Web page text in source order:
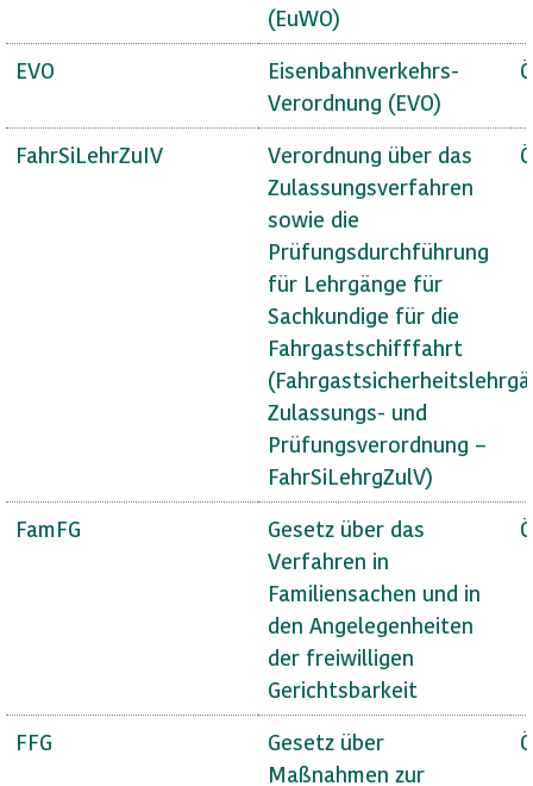
(EuWO)
EVO
Eisenbahnverkehrs-
Verordnung (EVO)
FahrSiLehrZuIV
Verordnung über das
Zulassungsverfahren
sowie die
Prüfungsdurchführung
für Lehrgänge für
Sachkundige für die
Fahrgastschifffahrt
Zulassungs- und
Prüfungsverordnung –
FahrSiLehrgZulV)
FamFG
Gesetz über das
Verfahren in
Familiensachen und in
den Angelegenheiten
der freiwilligen
Gerichtsbarkeit
FFG
Gesetz über
Maßnahmen zur